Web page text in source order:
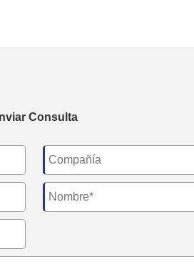
Consulta